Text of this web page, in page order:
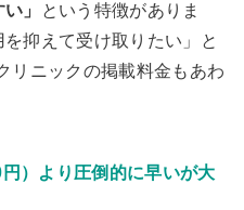
」
という特徴がありま
抑えて受け取りたい」と
リニックの掲載料金もあわ
）より圧倒的に早いが大